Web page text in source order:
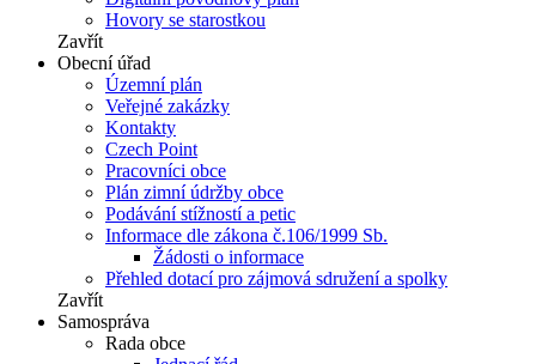
Hovory se starostkou
Zavřít
Obecní úřad
Územní plán
Veřejné zakázky
Kontakty
Czech Point
Pracovníci obce
Plán zimní údržby obce
Podávání stížností a petic
Informace dle zákona č.106/1999 Sb.
Žádosti o informace
Přehled dotací pro zájmová sdružení a spolky
Zavřít
Samospráva
Rada obce